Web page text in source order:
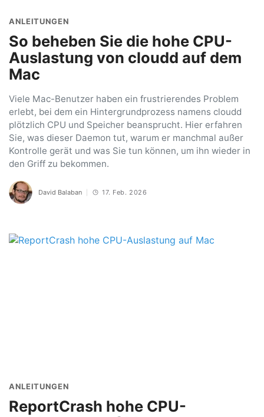
ANLEITUNGEN
So beheben Sie die hohe CPU-
Auslastung von cloudd auf dem
Mac
Viele Mac-Benutzer haben ein frustrierendes Problem
erlebt, bei dem ein Hintergrundprozess namens cloudd
plötzlich CPU und Speicher beansprucht. Hier erfahren
Sie, was dieser Daemon tut, warum er manchmal außer
Kontrolle gerät und was Sie tun können, um ihn wieder in
den Griff zu bekommen.
David Balaban 17. Feb. 2026
ANLEITUNGEN
ReportCrash hohe CPU-